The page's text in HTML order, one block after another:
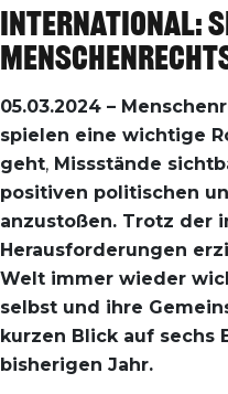
International:
05.03.2024 –
spielen eine wichtige
geht, Missstände
positiven politischen
anzustoßen. Trotz der
Herausforderungen
Welt immer wieder
selbst und ihre
kurzen Blick auf sechs
bisherigen Jahr.